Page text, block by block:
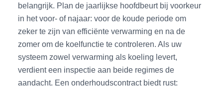
belangrijk. Plan de jaarlijkse hoofdbeurt bij voorkeur
in het voor- of najaar: voor de koude periode om
zeker te zijn van efficiënte verwarming en na de
zomer om de koelfunctie te controleren. Als uw
systeem zowel verwarming als koeling levert,
verdient een inspectie aan beide regimes de
aandacht. Een onderhoudscontract biedt rust: